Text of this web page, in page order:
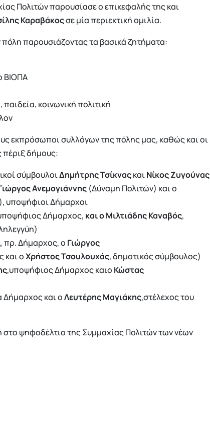
Πολιτών παρουσίασε ο επικεφαλής της και
Καραβάκοςσε μία περιεκτική ομιλία.
πόλη παρουσιάζοντας τα βασικά ζητήματα:
ΒΙΟΠΑ
κοινωνική πολιτική
εκπρόσωποι συλλόγων της πόλης μας, καθώς και οι
πέριξ δήμους:
σύμβουλοιΔημήτρης ΤσίκναςκαιΝίκος Ζυγούνας
Ανεμογιάννης (Δύναμη Πολιτών) και ο
υποψήφιοι Δήμαρχοι
Δήμαρχος, και ο Μιλτιάδης Καναβός,
πρ. Δήμαρχος, ο Γιώργος
και οΧρήστος Τσουλουχάς, δημοτικός σύμβουλος)
,υποψήφιος Δήμαρχος καιο Κώστας
και οΛευτέρης Μαγιάκης,στέλεχος του
ψηφοδέλτιο της Συμμαχίας Πολιτών των νέων